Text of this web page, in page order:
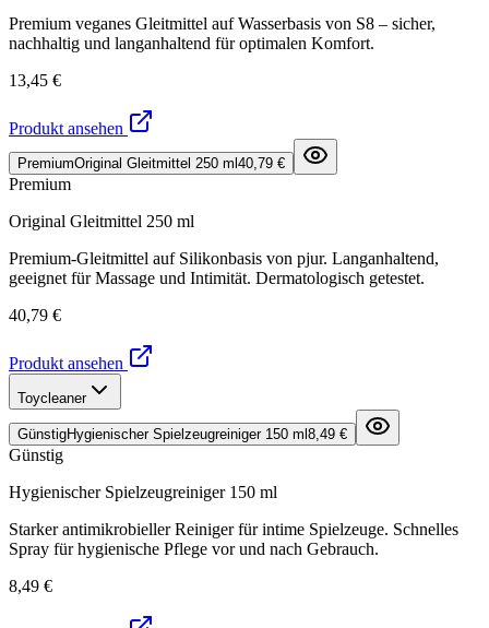
Premium veganes Gleitmittel auf Wasserbasis von S8 – sicher,
nachhaltig und langanhaltend für optimalen Komfort.
13,45 €
Produkt ansehen
PremiumOriginal Gleitmittel 250 ml 40,79 €
Premium
Original Gleitmittel 250 ml
Premium-Gleitmittel auf Silikonbasis von pjur. Langanhaltend,
geeignet für Massage und Intimität. Dermatologisch getestet.
40,79 €
Produkt ansehen
Toycleaner
GünstigHygienischer Spielzeugreiniger 150 ml 8,49 €
Günstig
Hygienischer Spielzeugreiniger 150 ml
Starker antimikrobieller Reiniger für intime Spielzeuge. Schnelles
Spray für hygienische Pflege vor und nach Gebrauch.
8,49 €